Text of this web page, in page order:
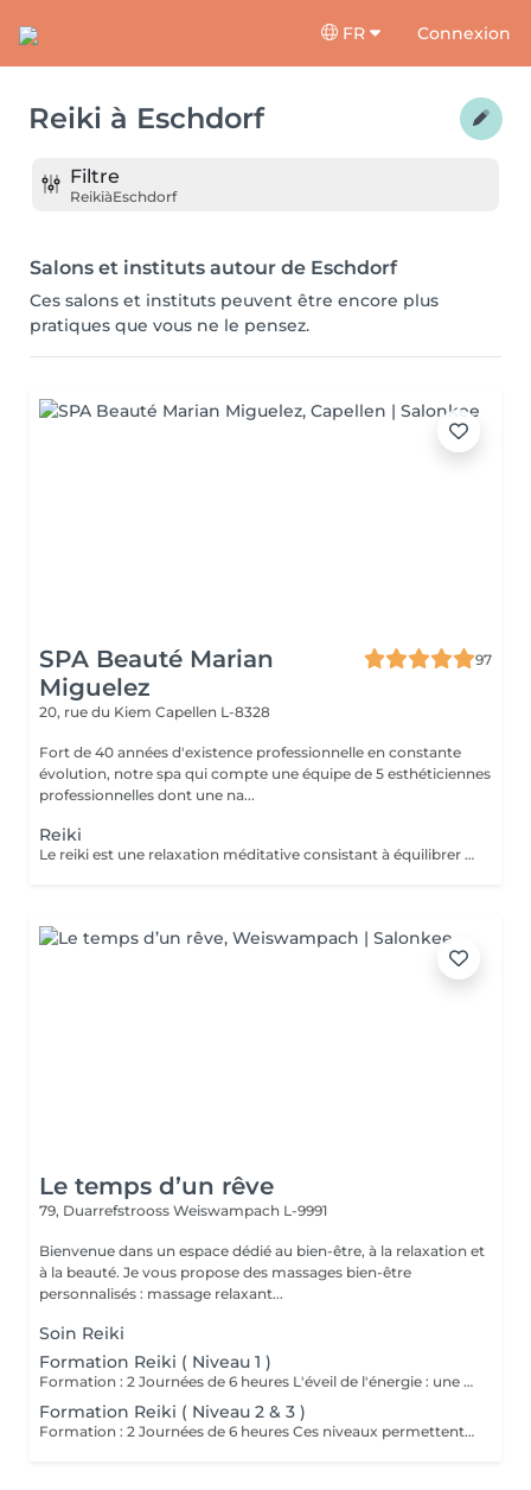
FR Connexion
Reiki à Eschdorf
Filtre
ReikiàEschdorf
Salons et instituts autour de Eschdorf
Ces salons et instituts peuvent être encore plus
pratiques que vous ne le pensez.
SPA Beauté Marian
Miguelez
97
20, rue du Kiem Capellen L-8328
Fort de 40 années d'existence professionnelle en constante
évolution, notre spa qui compte une équipe de 5 esthéticiennes
professionnelles dont une na...
Reiki
Le reiki est une relaxation méditative consistant à équilibrer les énergies de la personne, pour qu'elle trouve un apaisement durable et profond au niveau de son corps, de son psychique et de son émotionnel. Elle utilise un toucher sur des points spécifiques du circuit énergétique du corps et favorise ainsi l'émergence des potentiels naturels solutionnant. Le praticien capte l'énergie universelle du cosmos et de la terre et la transmet au receveur par l'imposition des mains. L'énergie circule alors dans tout le corps du receveur : elle aligne, nettoie, équilibre, transforme, soigne ce qui peut l'être pendant le soin.Le Reiki agit sur la totalité de l'individu et donc sur ses indivisibles composantes mentale, physique, émotionnelle et spirituelle. Comment se déroule une séance Reiki ? Le receveur reste habillé, se déchausse et s'installe confortablement sur une table de massage. Le praticien pose légèrement ses mains sur les chakras (roues d'énergie) du receveur, pendant environ 3 minutes par position. Durant la première demi-heure, le receveur est couché sur le dos. Puis il se tourne sur le ventre. La séance est généralement accompagnée d'une musique douce et relaxante.
Le temps d’un rêve
79, Duarrefstrooss Weiswampach L-9991
Bienvenue dans un espace dédié au bien-être, à la relaxation et
à la beauté. Je vous propose des massages bien-être
personnalisés : massage relaxant...
Soin Reiki
Formation Reiki ( Niveau 1 )
Formation : 2 Journées de 6 heures L'éveil de l'énergie : une initiation à l'énergie universelle du Reiki Usui. Ce 1er niveau permet d'apprendre à canaliser et transmettre l'énergie par imposition des mains, sur soi et sur autrui. La formation aborde les bases de la méthode traditionnelle de Mikao Usui, la purification énergétique, les auto-traitements et la découverte du centre intérieur. Cours en présentiel, théorique , pratique et initiation. Accessible a tous. Prévoir son pique nique.
Formation Reiki ( Niveau 2 & 3 )
Formation : 2 Journées de 6 heures Ces niveaux permettent d'approfondir la pratique énergétique à travers la découverte des symboles sacrés, le travail à distance et la guérison émotionnelle, tout en ouvrant la voie vers la maîtrise intérieure. Un voyage de transformation et de rayonnement, où l'énergie du Reiki devient une véritable voie de conscience et de paix intérieure. Initiation aux symboles Reiki Usui. Cours en présentiel, pratique et théorique. Attention accès uniquement si vous avez passez le niveau 1. Prévoir pique nique.